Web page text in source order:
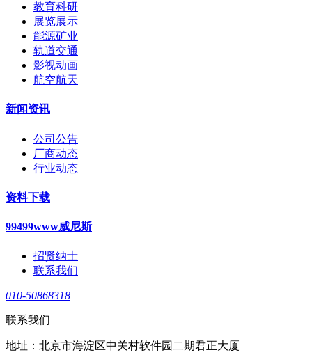
教育科研
展览展示
能源矿业
轨道交通
影视动画
航空航天
新闻资讯
公司公告
厂商动态
行业动态
资料下载
99499www威尼斯
招贤纳士
联系我们
010-50868318
联系我们
地址：北京市海淀区中关村软件园二期君正大厦